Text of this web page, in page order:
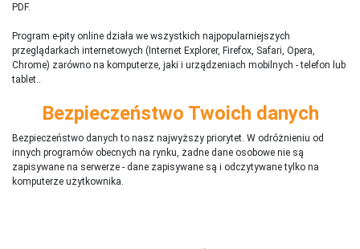
PDF.
Program e-pity online działa we wszystkich najpopularniejszych
przeglądarkach internetowych (Internet Explorer, Firefox, Safari, Opera,
Chrome) zarówno na komputerze, jaki i urządzeniach mobilnych - telefon lub
tablet..
Bezpieczeństwo Twoich danych
Bezpieczeństwo danych to nasz najwyższy priorytet. W odróżnieniu od
innych programów obecnych na rynku, żadne dane osobowe nie są
zapisywane na serwerze - dane zapisywane są i odczytywane tylko na
komputerze użytkownika.